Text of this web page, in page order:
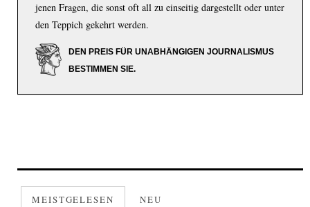
jenen Fragen, die sonst oft all zu einseitig dargestellt oder unter
den Teppich gekehrt werden.
DEN PREIS FÜR UNABHÄNGIGEN JOURNALISMUS
BESTIMMEN SIE.
MEISTGELESEN NEU